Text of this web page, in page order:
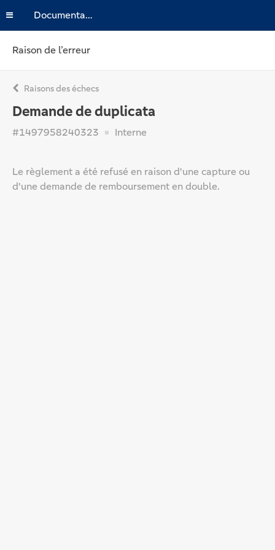
Documentation
Raison de l’erreur
Raisons des échecs
Demande de duplicata
#1497958240323 Interne
Le règlement a été refusé en raison d'une capture ou
d'une demande de remboursement en double.